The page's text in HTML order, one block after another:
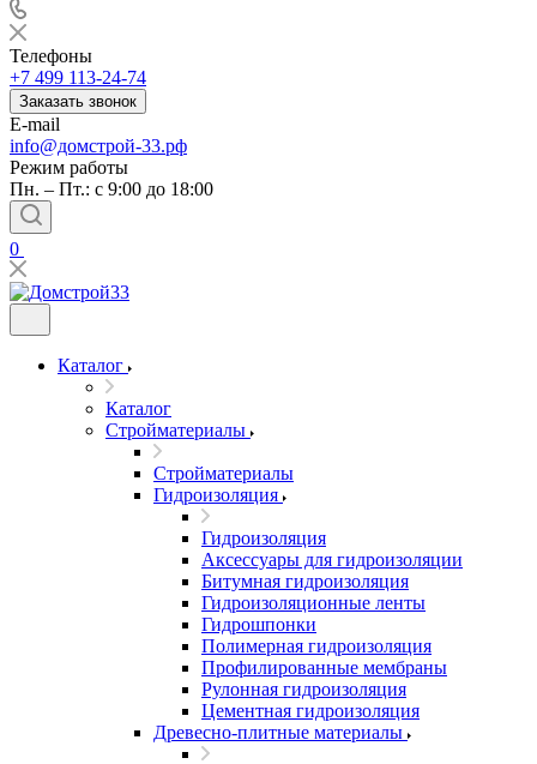
Телефоны
+7 499 113-24-74
Заказать звонок
E-mail
info@домстрой-33.рф
Режим работы
Пн. – Пт.: с 9:00 до 18:00
0
Каталог
Каталог
Стройматериалы
Стройматериалы
Гидроизоляция
Гидроизоляция
Аксессуары для гидроизоляции
Битумная гидроизоляция
Гидроизоляционные ленты
Гидрошпонки
Полимерная гидроизоляция
Профилированные мембраны
Рулонная гидроизоляция
Цементная гидроизоляция
Древесно-плитные материалы